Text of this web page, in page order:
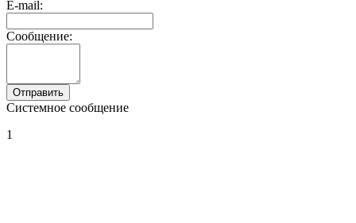
E-mail:
Сообщение:
Системное сообщение
1